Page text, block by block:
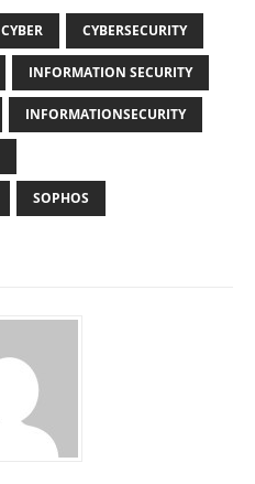
CYBER CYBERSECURITY
INFORMATION SECURITY
INFORMATIONSECURITY
SOPHOS